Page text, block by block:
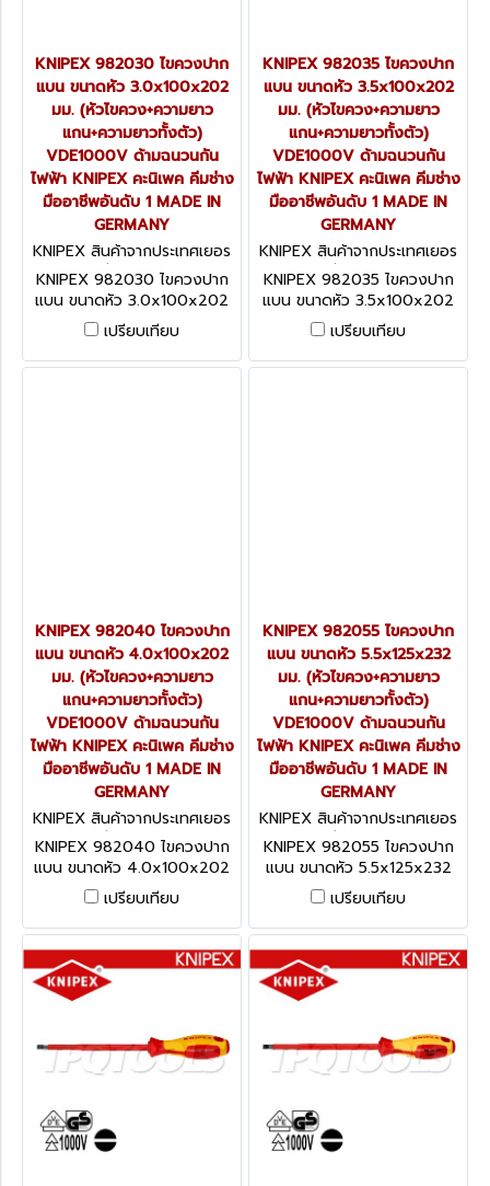
KNIPEX 982030 ไขควงปาก
แบน ขนาดหัว 3.0x100x202
มม. (หัวไขควง+ความยาว
แกน+ความยาวทั้งตัว)
VDE1000V ด้ามฉนวนกัน
ไฟฟ้า KNIPEX คะนิเพค คีมช่าง
มืออาชีพอันดับ 1 MADE IN
GERMANY
KNIPEX สินค้าจากประเทศเยอร
มนี 982030
KNIPEX 982030 ไขควงปาก
แบน ขนาดหัว 3.0x100x202
มม. (หัวไขควง+ความยาว
แกน+ความยาวทั้งตัว)
VDE1000V ด้ามฉนวนกันไฟฟ้า
เปรียบเทียบ
KNIPEX 982035 ไขควงปาก
แบน ขนาดหัว 3.5x100x202
มม. (หัวไขควง+ความยาว
แกน+ความยาวทั้งตัว)
VDE1000V ด้ามฉนวนกัน
ไฟฟ้า KNIPEX คะนิเพค คีมช่าง
มืออาชีพอันดับ 1 MADE IN
GERMANY
KNIPEX สินค้าจากประเทศเยอร
มนี 982035
KNIPEX 982035 ไขควงปาก
แบน ขนาดหัว 3.5x100x202
มม. (หัวไขควง+ความยาว
แกน+ความยาวทั้งตัว)
VDE1000V ด้ามฉนวนกันไฟฟ้า
เปรียบเทียบ
KNIPEX 982040 ไขควงปาก
แบน ขนาดหัว 4.0x100x202
มม. (หัวไขควง+ความยาว
แกน+ความยาวทั้งตัว)
VDE1000V ด้ามฉนวนกัน
ไฟฟ้า KNIPEX คะนิเพค คีมช่าง
มืออาชีพอันดับ 1 MADE IN
GERMANY
KNIPEX สินค้าจากประเทศเยอร
มนี 982040
KNIPEX 982040 ไขควงปาก
แบน ขนาดหัว 4.0x100x202
มม. (หัวไขควง+ความยาว
แกน+ความยาวทั้งตัว)
VDE1000V ด้ามฉนวนกันไฟฟ้า
KNIPEX คะนิเพค คีมช่างมือ
อาชีพอันดับ 1 MADE IN
GERMANY
เปรียบเทียบ
KNIPEX 982055 ไขควงปาก
แบน ขนาดหัว 5.5x125x232
มม. (หัวไขควง+ความยาว
แกน+ความยาวทั้งตัว)
VDE1000V ด้ามฉนวนกัน
ไฟฟ้า KNIPEX คะนิเพค คีมช่าง
มืออาชีพอันดับ 1 MADE IN
GERMANY
KNIPEX สินค้าจากประเทศเยอร
มนี 982055
KNIPEX 982055 ไขควงปาก
แบน ขนาดหัว 5.5x125x232
มม. (หัวไขควง+ความยาว
แกน+ความยาวทั้งตัว)
VDE1000V ด้ามฉนวนกันไฟฟ้า
KNIPEX คะนิเพค คีมช่างมือ
อาชีพอันดับ 1 MADE IN
GERMANY
เปรียบเทียบ